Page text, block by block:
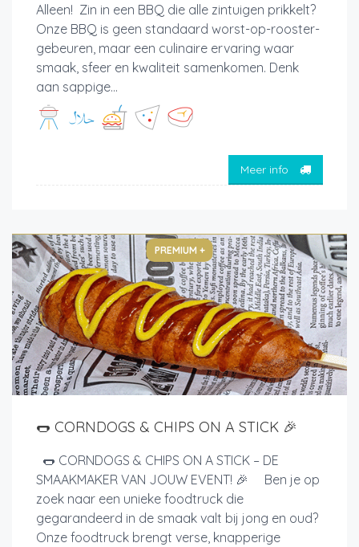
Alleen! Zin in een BBQ die alle zintuigen prikkelt?
Onze BBQ is geen standaard worst-op-rooster-
gebeuren, maar een culinaire ervaring waar
smaak, sfeer en kwaliteit samenkomen. Denk
aan sappige...
Meer info
PREMIUM +
🌭 CORNDOGS & CHIPS ON A STICK 🎉
🌭 CORNDOGS & CHIPS ON A STICK – DE
SMAAKMAKER VAN JOUW EVENT! 🎉 Ben je op
zoek naar een unieke foodtruck die
gegarandeerd in de smaak valt bij jong en oud?
Onze foodtruck brengt verse, knapperige